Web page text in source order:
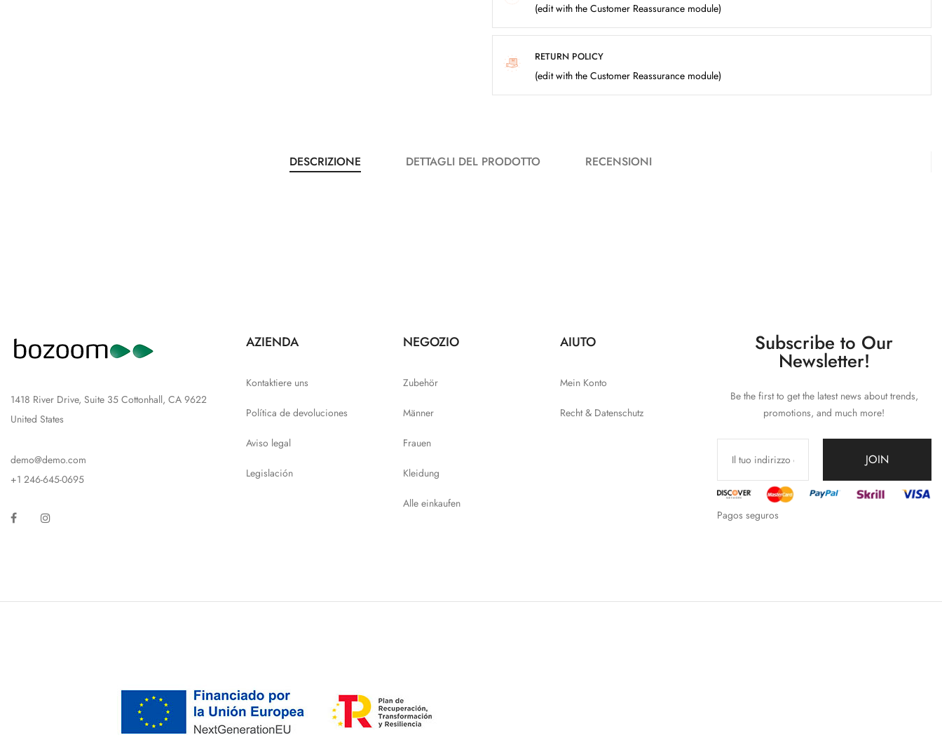
(edit with the Customer Reassurance module)
RETURN POLICY
(edit with the Customer Reassurance module)
DESCRIZIONE DETTAGLI DEL PRODOTTO RECENSIONI
1418 River Drive, Suite 35 Cottonhall, CA 9622
United States
demo@demo.com
+1 246-645-0695
Facebook
AZIENDA
Kontaktiere uns
Política de devoluciones
Aviso legal
Legislación
NEGOZIO
Zubehör
Männer
Frauen
Kleidung
Alle einkaufen
AIUTO
Mein Konto
Recht & Datenschutz
Subscribe to Our
Newsletter!
Be the first to get the latest news about trends,
promotions, and much more!
JOIN
Pagos seguros